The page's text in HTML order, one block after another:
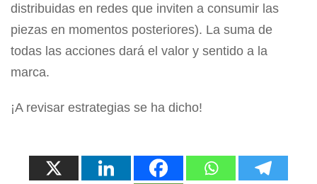
distribuidas en redes que inviten a consumir las
piezas en momentos posteriores). La suma de
todas las acciones dará el valor y sentido a la
marca.
¡A revisar estrategias se ha dicho!